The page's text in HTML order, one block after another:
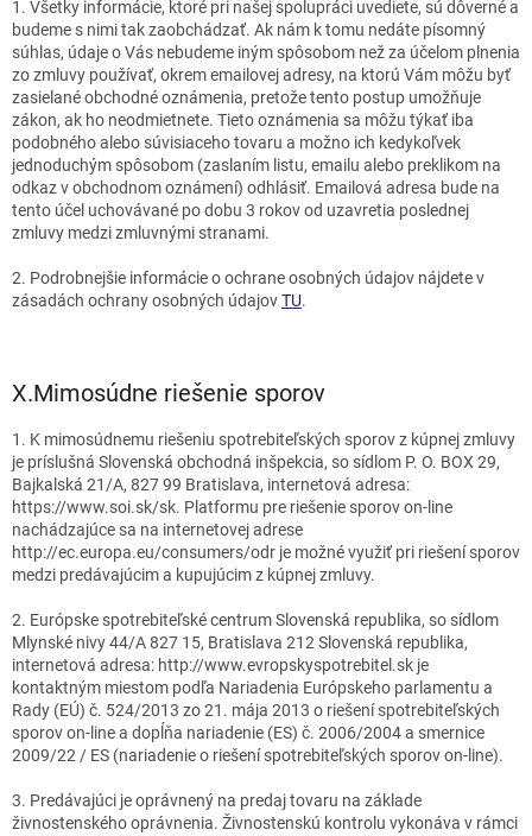
1. Všetky informácie, ktoré pri našej spolupráci uvediete, sú dôverné a
budeme s nimi tak zaobchádzať. Ak nám k tomu nedáte písomný
súhlas, údaje o Vás nebudeme iným spôsobom než za účelom plnenia
zo zmluvy používať, okrem emailovej adresy, na ktorú Vám môžu byť
zasielané obchodné oznámenia, pretože tento postup umožňuje
zákon, ak ho neodmietnete. Tieto oznámenia sa môžu týkať iba
podobného alebo súvisiaceho tovaru a možno ich kedykoľvek
jednoduchým spôsobom (zaslaním listu, emailu alebo preklikom na
odkaz v obchodnom oznámení) odhlásiť. Emailová adresa bude na
tento účel uchovávané po dobu 3 rokov od uzavretia poslednej
zmluvy medzi zmluvnými stranami.
2. Podrobnejšie informácie o ochrane osobných údajov nájdete v
zásadách ochrany osobných údajovTU.
X.Mimosúdne riešenie sporov
1. K mimosúdnemu riešeniu spotrebiteľských sporov z kúpnej zmluvy
je príslušná Slovenská obchodná inšpekcia, so sídlom P. O. BOX 29,
Bajkalská 21/A, 827 99 Bratislava, internetová adresa:
https://www.soi.sk/sk. Platformu pre riešenie sporov on-line
nachádzajúce sa na internetovej adrese
http://ec.europa.eu/consumers/odr je možné využiť pri riešení sporov
medzi predávajúcim a kupujúcim z kúpnej zmluvy.
2. Európske spotrebiteľské centrum Slovenská republika, so sídlom
Mlynské nivy 44/A 827 15, Bratislava 212 Slovenská republika,
internetová adresa: http://www.evropskyspotrebitel.sk je
kontaktným miestom podľa Nariadenia Európskeho parlamentu a
Rady (EÚ) č. 524/2013 zo 21. mája 2013 o riešení spotrebiteľských
sporov on-line a dopĺňa nariadenie (ES) č. 2006/2004 a smernice
2009/22 / ES (nariadenie o riešení spotrebiteľských sporov on-line).
3. Predávajúci je oprávnený na predaj tovaru na základe
živnostenského oprávnenia. Živnostenskú kontrolu vykonáva v rámci